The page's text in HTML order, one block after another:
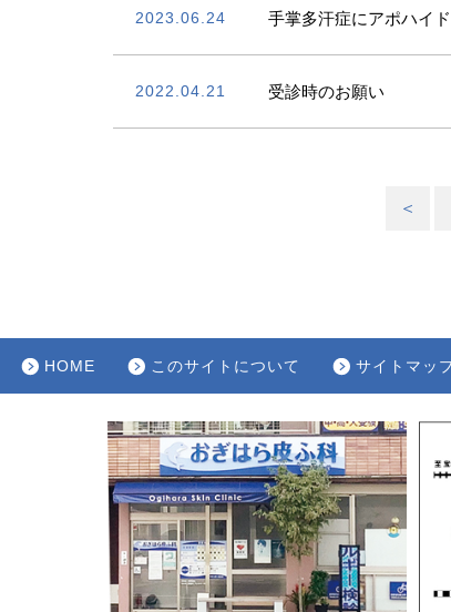
2023.06.24 手掌多汗症にアポハイ
2022.04.21 受診時のお願い
＜
HOME このサイトについて サイトマッ